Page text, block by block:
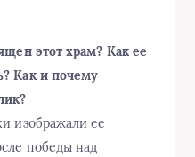
этот храм? Как ее
Как и почему
изображали ее
победы над